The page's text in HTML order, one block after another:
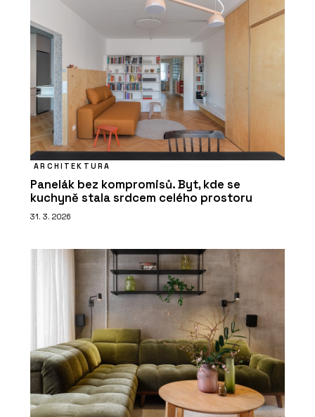
ARCHITEKTURA
Panelák bez kompromisů. Byt, kde se
kuchyně stala srdcem celého prostoru
31. 3. 2026